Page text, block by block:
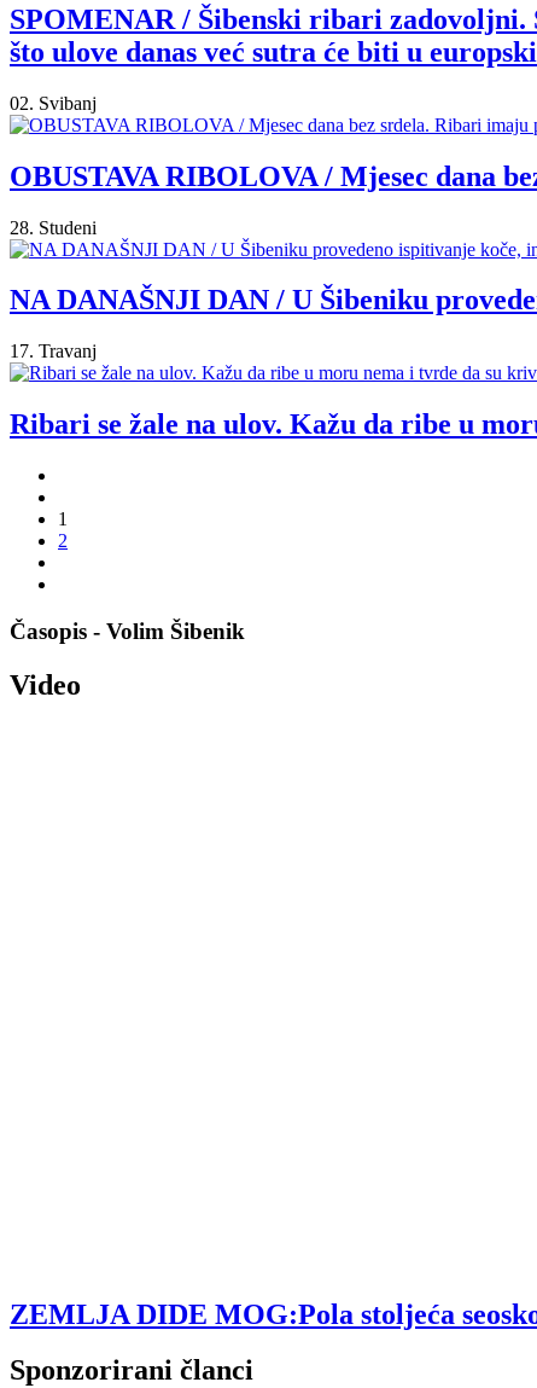
SPOMENAR / Šibenski ribari zadovoljni.
što ulove danas već sutra će biti u
02. Svibanj
OBUSTAVA RIBOLOVA / Mjesec dana
28. Studeni
NA DANAŠNJI DAN / U Šibeniku
17. Travanj
Ribari se žale na ulov. Kažu da ribe u
1
2
Časopis - Volim Šibenik
Video
ZEMLJA DIDE MOG:Pola stoljeća
Sponzorirani članci